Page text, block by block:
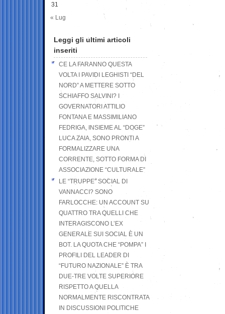
31
« Lug
Leggi gli ultimi articoli
inseriti
CE LA FARANNO QUESTA
VOLTA I PAVIDI LEGHISTI “DEL
NORD” A METTERE SOTTO
SCHIAFFO SALVINI? I
GOVERNATORI ATTILIO
FONTANA E MASSIMILIANO
FEDRIGA, INSIEME AL “DOGE”
LUCA ZAIA, SONO PRONTI A
FORMALIZZARE UNA
CORRENTE, SOTTO FORMA DI
ASSOCIAZIONE “CULTURALE”
LE “TRUPPE” SOCIAL DI
VANNACCI? SONO
FARLOCCHE: UN ACCOUNT SU
QUATTRO TRA QUELLI CHE
INTERAGISCONO L’EX
GENERALE SUI SOCIAL È UN
BOT. LA QUOTA CHE “POMPA” I
PROFILI DEL LEADER DI
“FUTURO NAZIONALE” È TRA
DUE-TRE VOLTE SUPERIORE
RISPETTO A QUELLA
NORMALMENTE RISCONTRATA
IN DISCUSSIONI POLITICHE